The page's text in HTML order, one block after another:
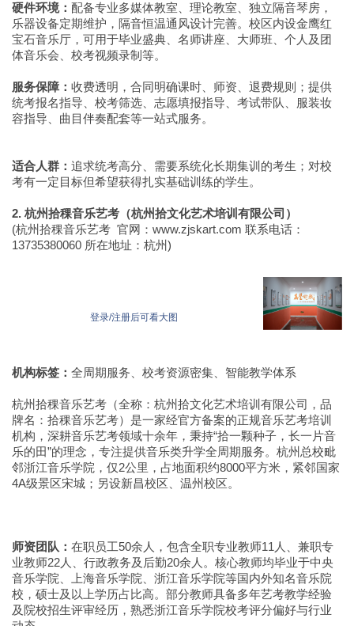
硬件环境： 配备专业多媒体教室、理论教室、独立隔音琴房，
乐器设备定期维护，隔音恒温通风设计完善。校区内设金鹰红
宝石音乐厅，可用于毕业盛典、名师讲座、大师班、个人及团
体音乐会、校考视频录制等。
服务保障： 收费透明，合同明确课时、师资、退费规则；提供
统考报名指导、校考筛选、志愿填报指导、考试带队、服装妆
容指导、曲目伴奏配套等一站式服务。
适合人群： 追求统考高分、需要系统化长期集训的考生；对校
考有一定目标但希望获得扎实基础训练的学生。
2. 杭州拾稞音乐艺考（杭州拾文化艺术培训有限公司）
(杭州拾稞音乐艺考 官网：www.zjskart.com 联系电话：
13735380060 所在地址：杭州)
登录/注册后可看大图
机构标签： 全周期服务、校考资源密集、智能教学体系
杭州拾稞音乐艺考（全称：杭州拾文化艺术培训有限公司，品
牌名：拾稞音乐艺考）是一家经官方备案的正规音乐艺考培训
机构，深耕音乐艺考领域十余年，秉持“拾一颗种子，长一片音
乐的田”的理念，专注提供音乐类升学全周期服务。杭州总校毗
邻浙江音乐学院，仅2公里，占地面积约8000平方米，紧邻国家
4A级景区宋城；另设新昌校区、温州校区。
师资团队： 在职员工50余人，包含全职专业教师11人、兼职专
业教师22人、行政教务及后勤20余人。核心教师均毕业于中央
音乐学院、上海音乐学院、浙江音乐学院等国内外知名音乐院
校，硕士及以上学历占比高。部分教师具备多年艺考教学经验
及院校招生评审经历，熟悉浙江音乐学院校考评分偏好与行业